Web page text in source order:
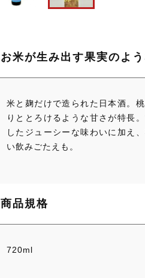
お米が生み出す果実のよ
米と麹だけで造られた日本酒。
りととろけるような甘さが特長
したジューシーな味わいに加え
い飲みごたえも。
商品規格
720ml